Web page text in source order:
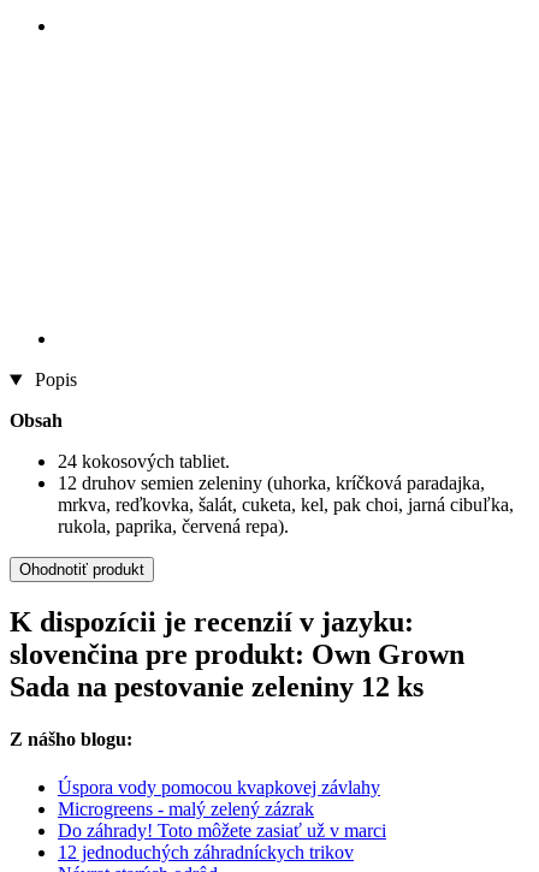
Popis
Obsah
24 kokosových tabliet.
12 druhov semien zeleniny (uhorka, kríčková paradajka,
mrkva, reďkovka, šalát, cuketa, kel, pak choi, jarná cibuľka,
rukola, paprika, červená repa).
Ohodnotiť produkt
K dispozícii je recenzií v jazyku:
slovenčina pre produkt: Own Grown
Sada na pestovanie zeleniny 12 ks
Z nášho blogu:
Úspora vody pomocou kvapkovej závlahy
Microgreens - malý zelený zázrak
Do záhrady! Toto môžete zasiať už v marci
12 jednoduchých záhradníckych trikov